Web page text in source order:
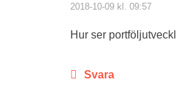
2018-10-09 kl. 09:57
Hur ser
Svara